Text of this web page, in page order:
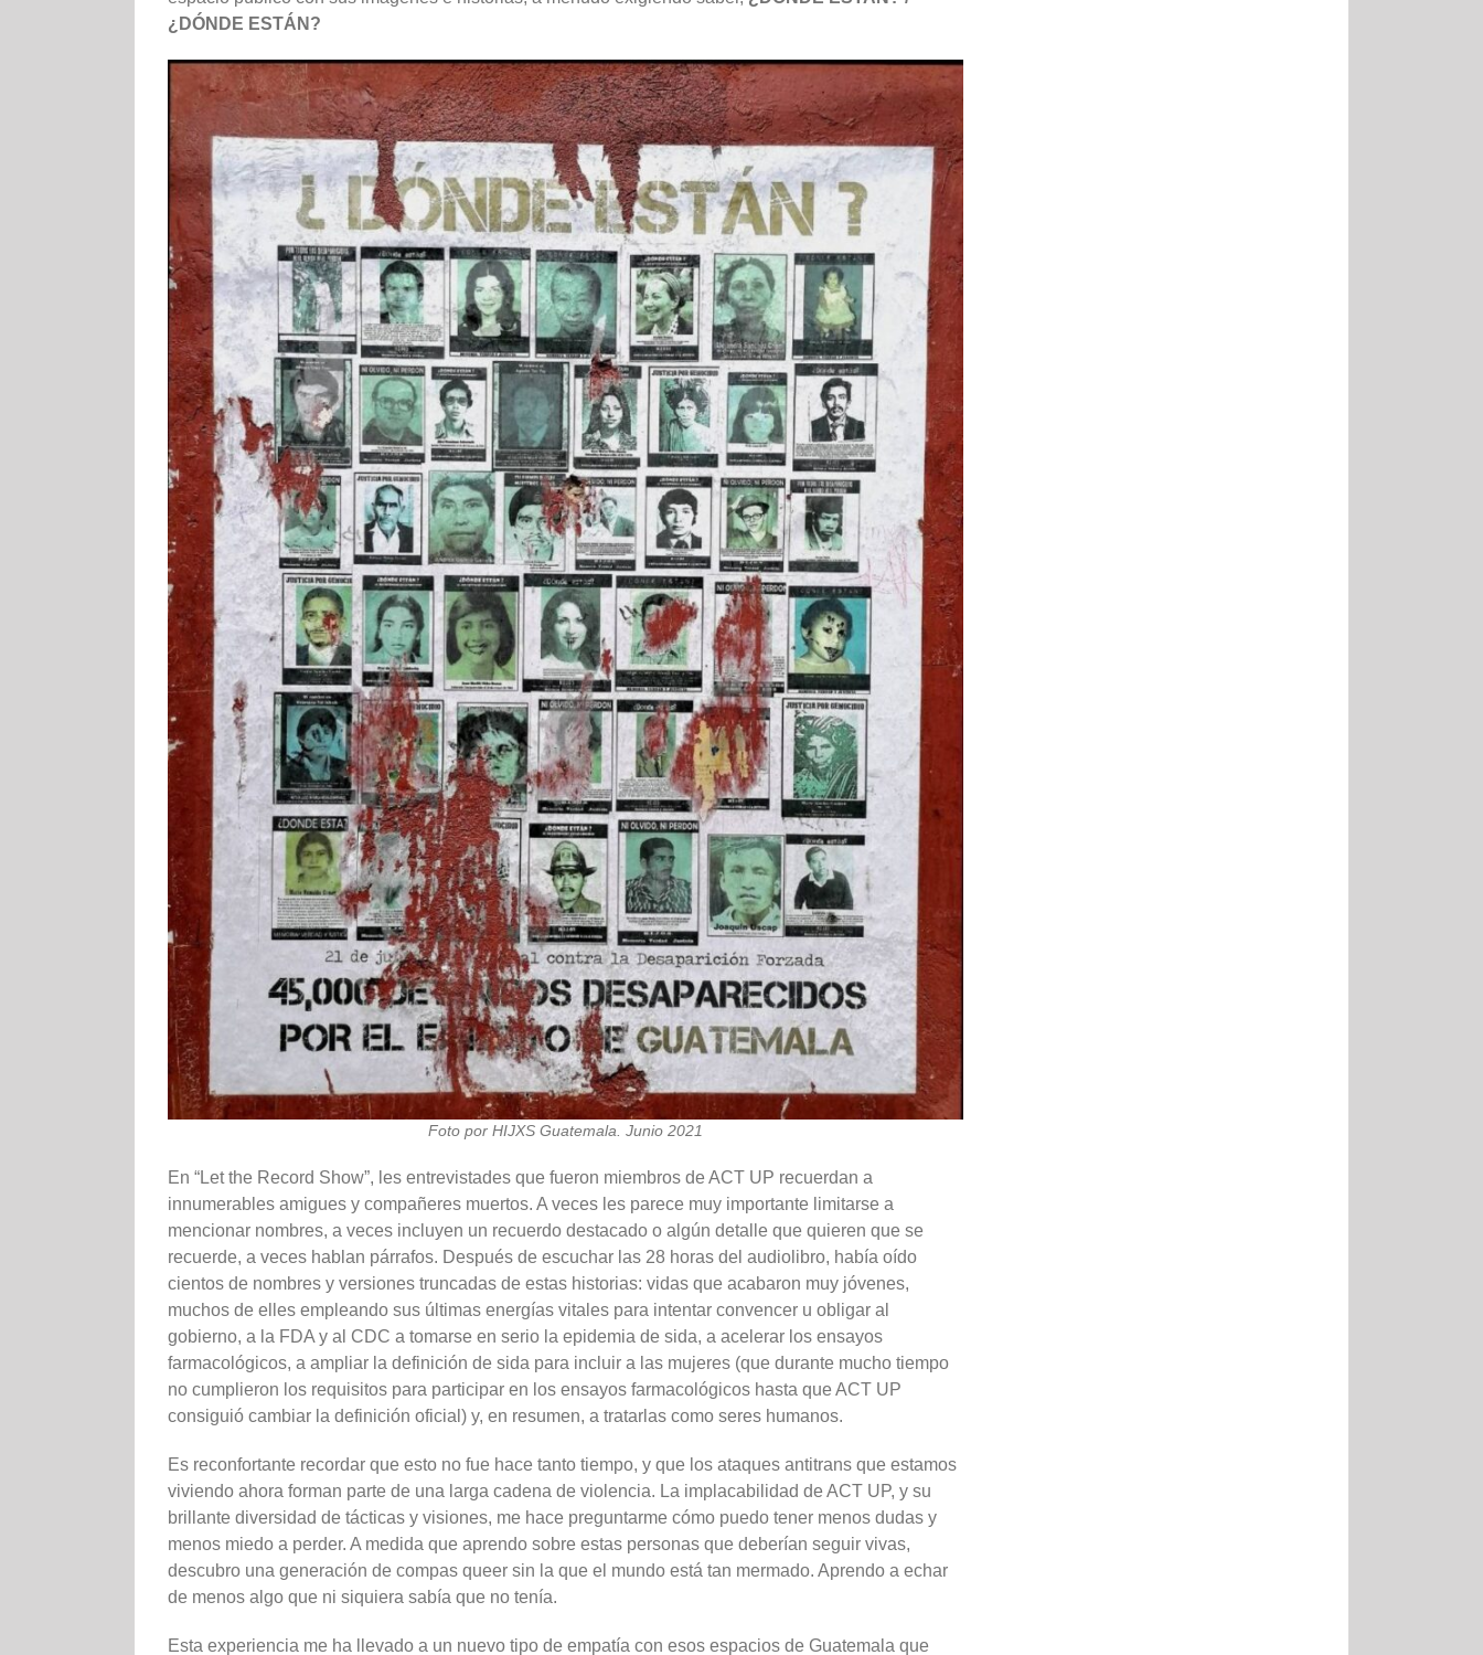
¿DÓNDE ESTÁN?
Foto por HIJXS Guatemala. Junio 2021
En “Let the Record Show”, les entrevistades que fueron miembros de ACT UP recuerdan a
innumerables amigues y compañeres muertos. A veces les parece muy importante limitarse a
mencionar nombres, a veces incluyen un recuerdo destacado o algún detalle que quieren que se
recuerde, a veces hablan párrafos. Después de escuchar las 28 horas del audiolibro, había oído
cientos de nombres y versiones truncadas de estas historias: vidas que acabaron muy jóvenes,
muchos de elles empleando sus últimas energías vitales para intentar convencer u obligar al
gobierno, a la FDA y al CDC a tomarse en serio la epidemia de sida, a acelerar los ensayos
farmacológicos, a ampliar la definición de sida para incluir a las mujeres (que durante mucho tiempo
no cumplieron los requisitos para participar en los ensayos farmacológicos hasta que ACT UP
consiguió cambiar la definición oficial) y, en resumen, a tratarlas como seres humanos.
Es reconfortante recordar que esto no fue hace tanto tiempo, y que los ataques antitrans que estamos
viviendo ahora forman parte de una larga cadena de violencia. La implacabilidad de ACT UP, y su
brillante diversidad de tácticas y visiones, me hace preguntarme cómo puedo tener menos dudas y
menos miedo a perder. A medida que aprendo sobre estas personas que deberían seguir vivas,
descubro una generación de compas queer sin la que el mundo está tan mermado. Aprendo a echar
de menos algo que ni siquiera sabía que no tenía.
Esta experiencia me ha llevado a un nuevo tipo de empatía con esos espacios de Guatemala que